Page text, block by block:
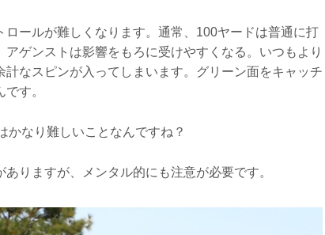
ールが難しくなります。通常、100ヤードは普通に打
ゲンストは影響をもろに受けやすくなる。いつもより
なスピンが入ってしまいます。グリーン面をキャッチ
す。
かなり難しいことなんですね？
りますが、メンタル的にも注意が必要です。